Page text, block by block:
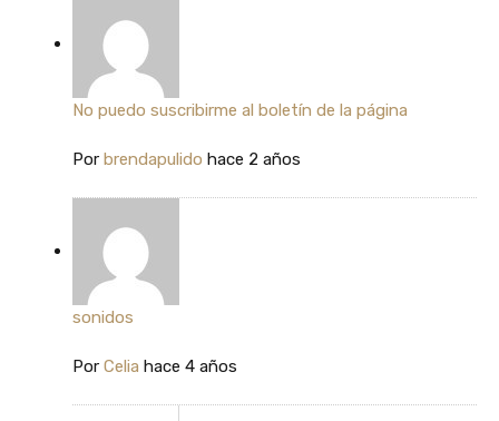
No puedo suscribirme al boletín de la página
Por brendapulido hace 2 años
sonidos
Por Celia hace 4 años